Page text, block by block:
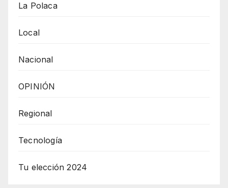
La Polaca
Local
Nacional
OPINIÓN
Regional
Tecnología
Tu elección 2024